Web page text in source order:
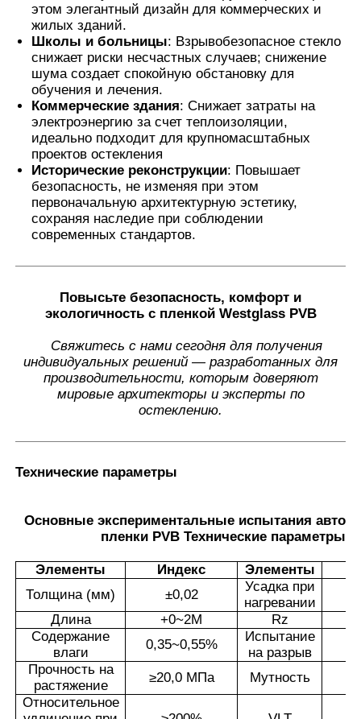
этом элегантный дизайн для коммерческих и
жилых зданий.
Школы и больницы: Взрывобезопасное стекло
снижает риски несчастных случаев; снижение
шума создает спокойную обстановку для
обучения и лечения.
Коммерческие здания: Снижает затраты на
электроэнергию за счет теплоизоляции,
идеально подходит для крупномасштабных
проектов остекления
Исторические реконструкции: Повышает
безопасность, не изменяя при этом
первоначальную архитектурную эстетику,
сохраняя наследие при соблюдении
современных стандартов.
Повысьте безопасность, комфорт и
экологичность с пленкой Westglass PVB
Свяжитесь с нами сегодня для получения
индивидуальных решений — разработанных для
производительности, которым доверяют
мировые архитекторы и эксперты по
остеклению.
Технические параметры
Основные экспериментальные испытания
пленки PVB Технические параметры
Элементы Индекс Элементы
Толщина (мм)
±0,02
Усадка при
нагревании
Длина
+0~2M Rz
Содержание
влаги
0,35~0,55%
Испытание
на разрыв
Прочность на
растяжение
≥20,0 МПа Мутность
Относительное